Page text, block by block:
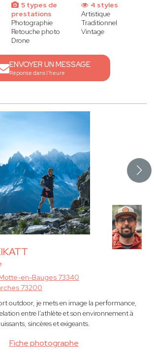
5 types de
prestations
Photographie
Retouche photo
Drone
4 styles
Artistique
Traditionnel
Vintage
ENVOYER UN MESSAGE
Réponse dans l'heure
Fiche photographe
en-Bauges 73340
73200
outdoor, je mets en image la performance,
entre l’athlète et son environnement à
sincères et exigeants.